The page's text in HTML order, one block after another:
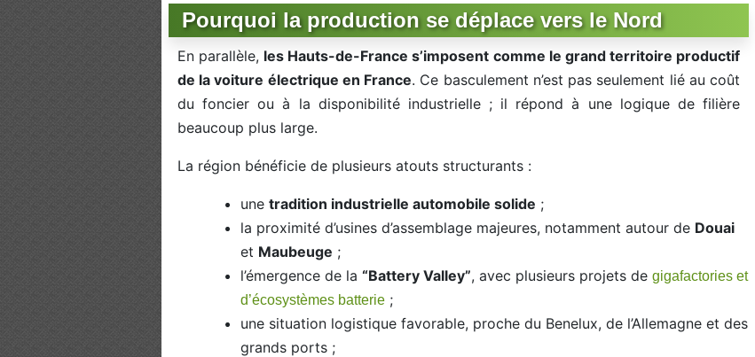
Pourquoi la production se déplace vers le Nord
En parallèle, les Hauts-de-France s’imposent comme le grand territoire productif
de la voiture électrique en France. Ce basculement n’est pas seulement lié au coût
du foncier ou à la disponibilité industrielle ; il répond à une logique de filière
beaucoup plus large.
La région bénéficie de plusieurs atouts structurants :
unetradition industrielle automobile solide ;
la proximité d’usines d’assemblage majeures, notamment autour de Douai
et Maubeuge ;
l’émergence de la“Battery Valley”, avec plusieurs projets degigafactories et
d’écosystèmes batterie ;
une situation logistique favorable, proche du Benelux, de l’Allemagne et des
grands ports ;